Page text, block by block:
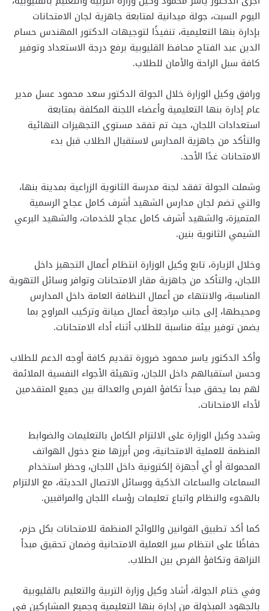
اليوم السبت، جولة ميدانية لمتابعة جاهزية لجان الامتحانات
بإدارة بنها التعليمية، تنفيذًا لتوجيهات الدكتور المهندس حسام
الدين عبد الفتاح محافظ القليوبية برفع درجة الاستعداد وتوفير
كافة سبل الراحة والأمان للطلاب.
ورافق وكيل الوزارة خلال الجولة الدكتور سعد محمود عسل مدير
عام إدارة بنها التعليمية وأعضاء اللجنة المكلفة بمتابعة
استعدادات اللجان، حيث تم تفقد مستوى التجهيزات النهائية
والتأكد من جاهزية المدارس لاستقبال الطلاب قبل بدء
الامتحانات غدًا الأحد.
وشملت الجولة تفقد لجنة مدرسة الثانوية الزراعية بمدينة بنها،
والتي تضم لجان مدارس الشهيد أشرف كامل عجاج الرسمية
المتميزة، والشهيد أشرف كامل عجاج للخدمات، والشهيد البرعي
الشيمي الثانوية بنين.
وخلال الزيارة، تابع وكيل الوزارة انتظام أعمال التجهيز داخل
اللجان، والتأكد من جاهزية مقار الامتحانات وتوافر وسائل التهوية
المناسبة، والانتهاء من أعمال النظافة العامة داخل المدارس
ومحيطها، إلى جانب مراجعة أعمال صيانة وتركيب المراوح بما
يضمن توفير بيئة مناسبة للطلاب أثناء أداء الامتحانات.
وأكد الدكتور ياسر محمود ضرورة تقديم كافة أوجه الدعم للطلاب
وحسن استقبالهم داخل اللجان، وتهيئة الأجواء النفسية الملائمة
لهم بما يحقق مبدأ تكافؤ الفرص والعدالة بين جميع المتقدمين
لأداء الامتحانات.
وشدد وكيل الوزارة على الالتزام الكامل بالتعليمات والضوابط
المنظمة للعملية الامتحانية، ومن أبرزها منع دخول الهواتف
المحمولة أو أي أجهزة إلكترونية داخل اللجان، وحظر استخدام
السماعات والساعات الذكية ووسائل الاتصال الحديثة، مع الالتزام
بالهدوء والنظام واتباع تعليمات رؤساء اللجان والمراقبين.
كما أكد تطبيق القوانين واللوائح المنظمة للامتحانات بكل حزم،
حفاظًا على انتظام سير العملية الامتحانية وضمان تحقيق مبدأ
النزاهة وتكافؤ الفرص بين الطلاب.
وفي ختام الجولة، أشاد وكيل وزارة التربية والتعليم بالقليوبية
بالجهود المبذولة من إدارة بنها التعليمية وجميع المشاركين في